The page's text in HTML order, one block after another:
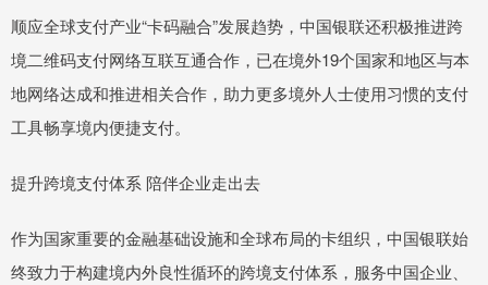
顺应全球支付产业“卡码融合”发展趋势，中国银联还积极推进跨
境二维码支付网络互联互通合作，已在境外19个国家和地区与本
地网络达成和推进相关合作，助力更多境外人士使用习惯的支付
工具畅享境内便捷支付。
提升跨境支付体系 陪伴企业走出去
作为国家重要的金融基础设施和全球布局的卡组织，中国银联始
终致力于构建境内外良性循环的跨境支付体系，服务中国企业、